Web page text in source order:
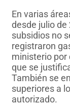
En varias
desde julio de
subsidios no
registraron
ministerio por
que se
También se
superiores a
autorizado.